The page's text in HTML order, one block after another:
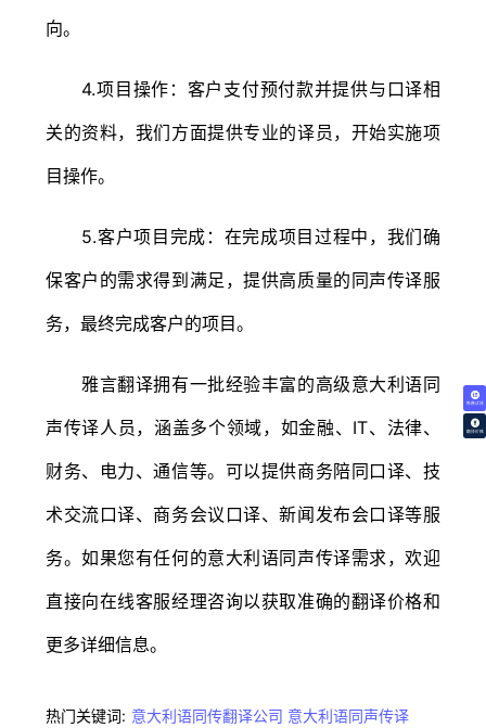
免费试译
翻译价格
向。
4.项目操作：客户支付预付款并提供与口译相
关的资料，我们方面提供专业的译员，开始实施项
目操作。
5.客户项目完成：在完成项目过程中，我们确
保客户的需求得到满足，提供高质量的同声传译服
务，最终完成客户的项目。
雅言翻译拥有一批经验丰富的高级意大利语同
声传译人员，涵盖多个领域，如金融、IT、法律、
财务、电力、通信等。可以提供商务陪同口译、技
术交流口译、商务会议口译、新闻发布会口译等服
务。如果您有任何的意大利语同声传译需求，欢迎
直接向在线客服经理咨询以获取准确的翻译价格和
更多详细信息。
热门关键词: 意大利语同传翻译公司 意大利语同声传译